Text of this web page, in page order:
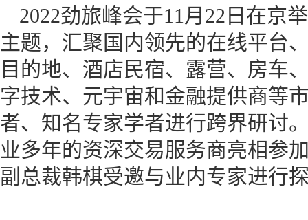
2022劲旅峰会于11月22日在京
主题，汇聚国内领先的在线平台
目的地、酒店民宿、露营、房车
字技术、元宇宙和金融提供商等
者、知名专家学者进行跨界研讨
业多年的资深交易服务商亮相参
副总裁韩棋受邀与业内专家进行